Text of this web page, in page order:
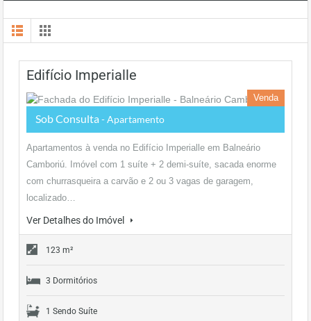
Edifício Imperialle
Venda
Sob Consulta - Apartamento
Apartamentos à venda no Edifício Imperialle em Balneário
Camboriú. Imóvel com 1 suíte + 2 demi-suíte, sacada enorme
com churrasqueira a carvão e 2 ou 3 vagas de garagem,
localizado…
Ver Detalhes do Imóvel
123 m²
3 Dormitórios
1 Sendo Suíte